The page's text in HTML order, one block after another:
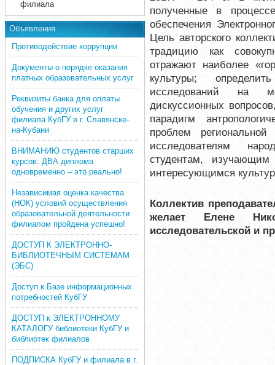
филиала
Объявления
Противодействие коррупции
Документы о порядке оказания
платных образовательных услуг
Реквизиты банка для оплаты
обучения и других услуг
филиала КубГУ в г. Славянске-
на-Кубани
ВНИМАНИЮ студентов старших
курсов: ДВА диплома
одновременно – это реально!
Независимая оценка качества
(НОК) условий осуществления
образовательной деятельности
филиалом пройдена успешно!
ДОСТУП К ЭЛЕКТРОННО-
БИБЛИОТЕЧНЫМ СИСТЕМАМ
(ЭБС)
Доступ к Базе информационных
потребностей КубГУ
ДОСТУП к ЭЛЕКТРОННОМУ
КАТАЛОГУ библиотеки КубГУ и
библиотек филиалов
ПОДПИСКА КубГУ и филиала в г.
полученные в
обеспечения
Цель авторского
традицию как
отражают наиболее
культуры;
исследований на
дискуссионных
парадигм
проблем региональной
исследователям
студентам,
интересующимся
Коллектив
желает Елене
исследовательской и